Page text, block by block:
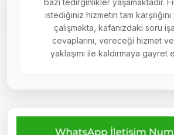
bazı tedirginlikler yaşamaktadır.
istediğiniz hizmetin tam
çalışmakta, kafanızdaki soru
cevaplarını, vereceği hizmet
yaklaşımı ile kaldırmaya gayret